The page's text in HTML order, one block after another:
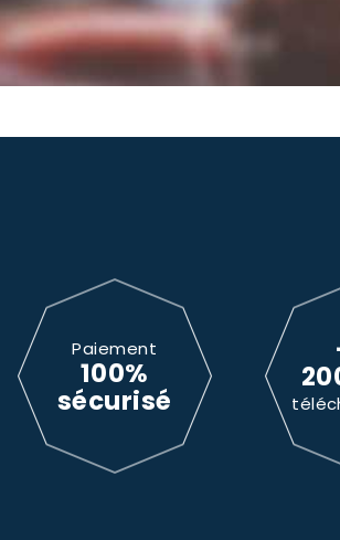
Paiement
100%
sécurisé